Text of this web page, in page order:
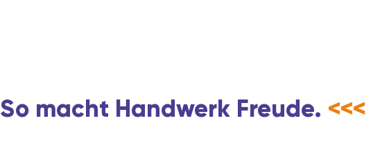
So macht Handwerk Freude. <<<